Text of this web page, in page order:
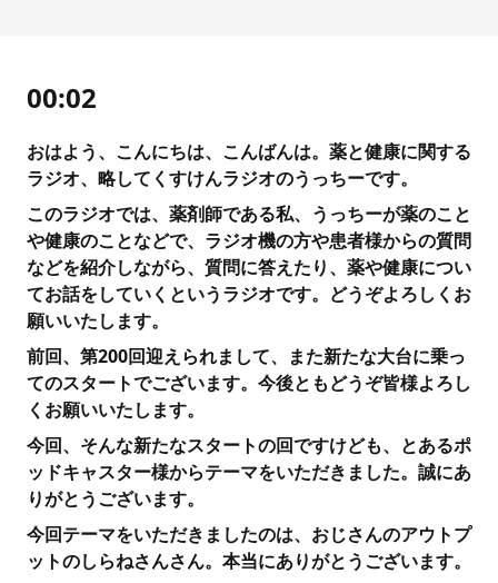
00:02
おはよう、こんにちは、こんばんは。薬と健康に関する
ラジオ、略してくすけんラジオのうっちーです。
このラジオでは、薬剤師である私、うっちーが薬のこと
や健康のことなどで、ラジオ機の方や患者様からの質問
などを紹介しながら、質問に答えたり、薬や健康につい
てお話をしていくというラジオです。どうぞよろしくお
願いいたします。
前回、第200回迎えられまして、また新たな大台に乗っ
てのスタートでございます。今後ともどうぞ皆様よろし
くお願いいたします。
今回、そんな新たなスタートの回ですけども、とあるポ
ッドキャスター様からテーマをいただきました。誠にあ
りがとうございます。
今回テーマをいただきましたのは、おじさんのアウトプ
ットのしらねさんさん。本当にありがとうございます。